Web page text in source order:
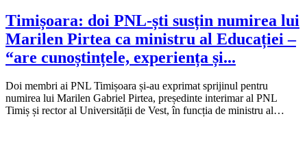
Timișoara: doi PNL-ști susțin numirea lui
Marilen Pirtea ca ministru al Educației –
“are cunoștințele, experiența și...
Doi membri ai PNL Timișoara și-au exprimat sprijinul pentru
numirea lui Marilen Gabriel Pirtea, președinte interimar al PNL
Timiș și rector al Universității de Vest, în funcția de ministru al…